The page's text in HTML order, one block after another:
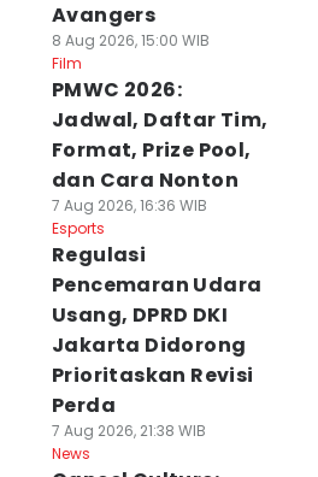
Avangers
8 Aug 2026, 15:00 WIB
Film
PMWC 2026:
Jadwal, Daftar Tim,
Format, Prize Pool,
dan Cara Nonton
7 Aug 2026, 16:36 WIB
Esports
Regulasi
Pencemaran Udara
Usang, DPRD DKI
Jakarta Didorong
Prioritaskan Revisi
Perda
7 Aug 2026, 21:38 WIB
News